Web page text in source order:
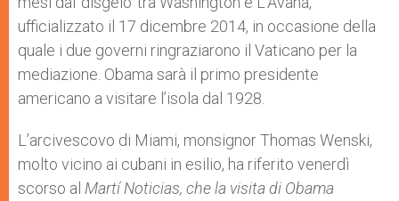
ufficializzato il 17 dicembre 2014, in occasione della
quale i due governi ringraziarono il Vaticano per la
mediazione. Obama sarà il primo presidente
americano a visitare l’isola dal 1928.
L’arcivescovo di Miami, monsignor Thomas Wenski,
molto vicino ai cubani in esilio, ha riferito venerdì
scorso al Martí Noticias, che la visita di Obama